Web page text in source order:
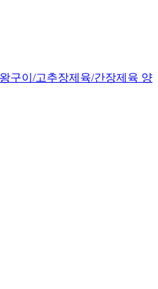
구이/고추장제육/간장제육 양